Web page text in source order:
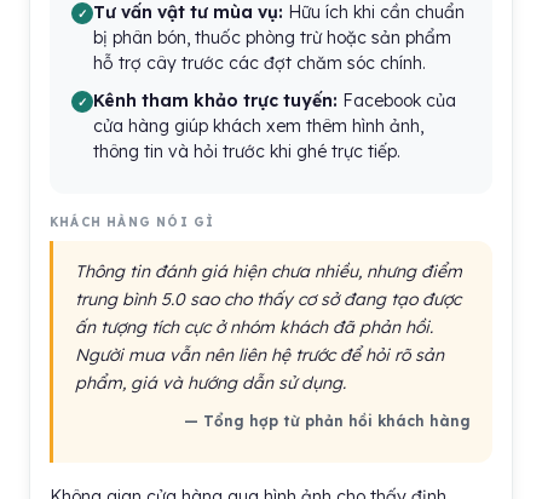
Tư vấn vật tư mùa vụ: Hữu ích khi cần chuẩn
bị phân bón, thuốc phòng trừ hoặc sản phẩm
hỗ trợ cây trước các đợt chăm sóc chính.
Kênh tham khảo trực tuyến: Facebook của
cửa hàng giúp khách xem thêm hình ảnh,
thông tin và hỏi trước khi ghé trực tiếp.
KHÁCH HÀNG NÓI GÌ
Thông tin đánh giá hiện chưa nhiều, nhưng điểm
trung bình 5.0 sao cho thấy cơ sở đang tạo được
ấn tượng tích cực ở nhóm khách đã phản hồi.
Người mua vẫn nên liên hệ trước để hỏi rõ sản
phẩm, giá và hướng dẫn sử dụng.
— Tổng hợp từ phản hồi khách hàng